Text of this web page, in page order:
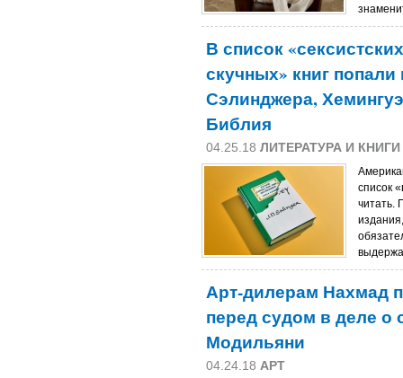
В список
скучных» книг
Сэлинджера,
Библия
04.25.18 ЛИТЕРАТУРА И КНИГИ
список
читать.
Арт-дилерам Нахмад
перед судом в деле о
Модильяни
04.24.18 АРТ